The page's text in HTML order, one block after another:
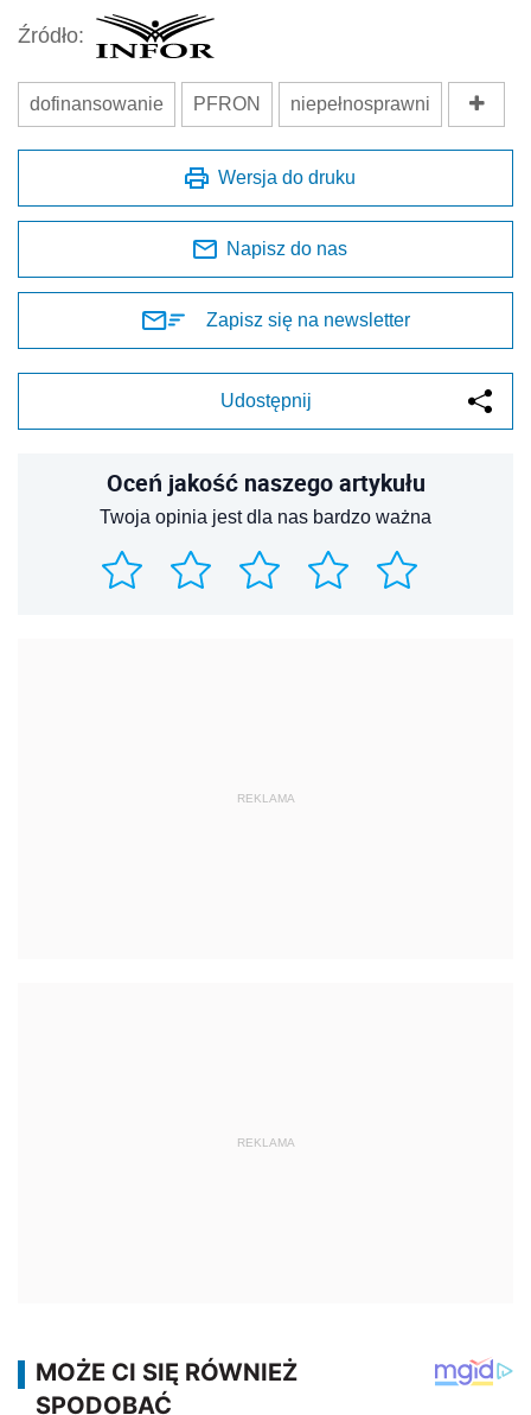
Źródło:
dofinansowanie PFRON niepełnosprawni
Wersja do druku
Napisz do nas
Zapisz się na newsletter
Udostępnij
Oceń jakość naszego artykułu
Twoja opinia jest dla nas bardzo ważna
REKLAMA
REKLAMA